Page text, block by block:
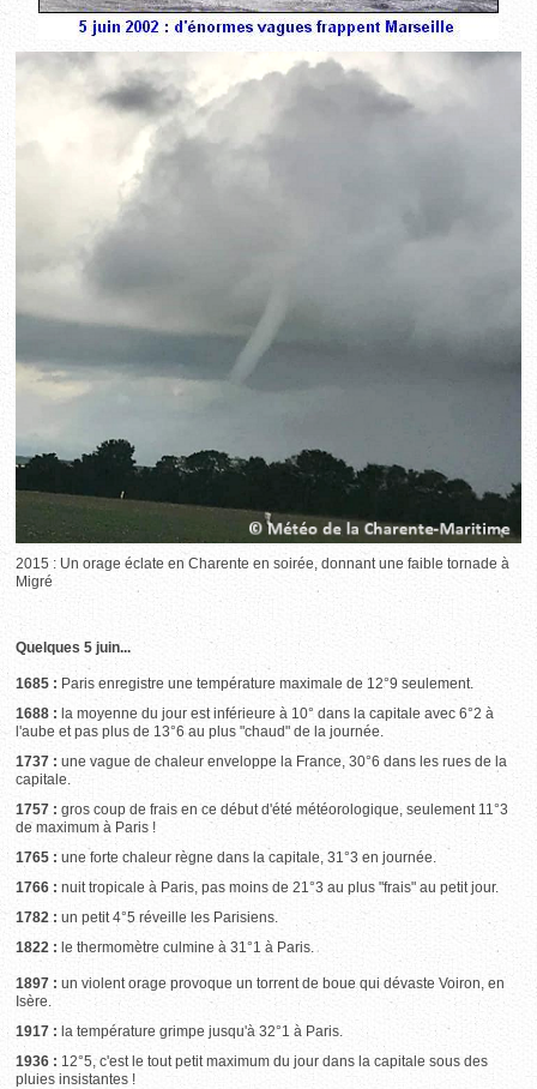
2015 : Un orage éclate en Charente en soirée, donnant une faible tornade à
Migré
Quelques 5 juin...
1685 : Paris enregistre une température maximale de 12°9 seulement.
1688 : la moyenne du jour est inférieure à 10° dans la capitale avec 6°2 à
l'aube et pas plus de 13°6 au plus "chaud" de la journée.
1737 : une vague de chaleur enveloppe la France, 30°6 dans les rues de la
capitale.
1757 : gros coup de frais en ce début d'été météorologique, seulement 11°3
de maximum à Paris !
1765 : une forte chaleur règne dans la capitale, 31°3 en journée.
1766 : nuit tropicale à Paris, pas moins de 21°3 au plus "frais" au petit jour.
1782 : un petit 4°5 réveille les Parisiens.
1822 : le thermomètre culmine à 31°1 à Paris.
1897 : un violent orage provoque un torrent de boue qui dévaste Voiron, en
Isère.
1917 : la température grimpe jusqu'à 32°1 à Paris.
1936 : 12°5, c'est le tout petit maximum du jour dans la capitale sous des
pluies insistantes !